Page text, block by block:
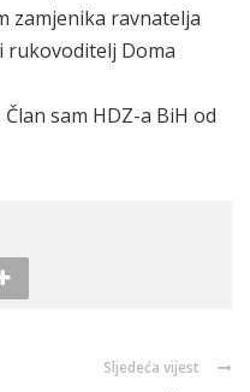
zamjenika ravnatelja
rukovoditelj Doma
sam HDZ-a BiH od
Sljedeća vijest